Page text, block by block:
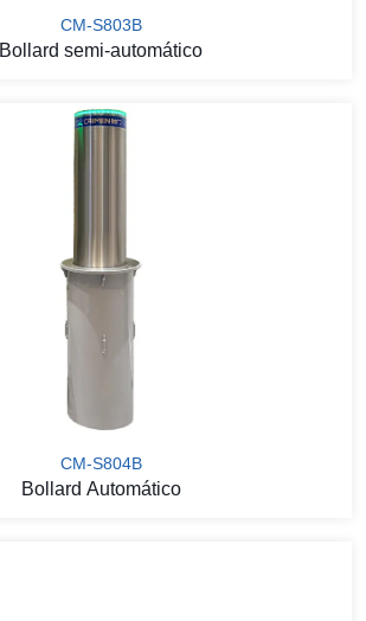
CM-S803B
Bollard semi-automático
CM-S804B
Bollard Automático